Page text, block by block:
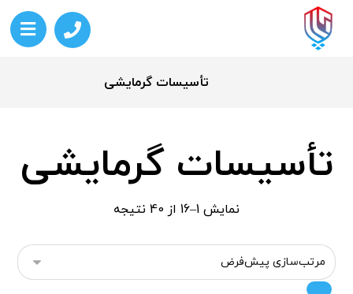
تأسیسات گرمایشی
تأسیسات گرمایشی
نمایش 1–16 از 40 نتیجه